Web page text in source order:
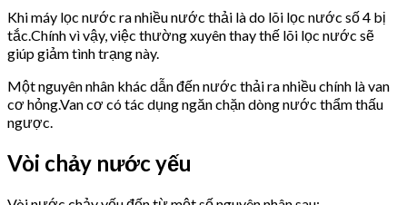
Khi máy lọc nước ra nhiều nước thải là do lõi lọc nước số 4 bị
tắc.Chính vì vậy, việc thường xuyên thay thế lõi lọc nước sẽ
giúp giảm tình trạng này.
Một nguyên nhân khác dẫn đến nước thải ra nhiều chính là van
cơ hỏng.Van cơ có tác dụng ngăn chặn dòng nước thẩm thấu
ngược.
Vòi chảy nước yếu